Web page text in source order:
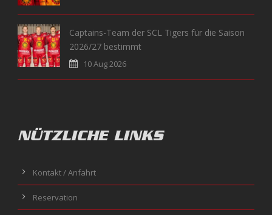
Captains-Team der SCL Tigers für die Saison
2026/27 bestimmt
10 Aug 2026
NÜTZLICHE LINKS
Kontakt / Anfahrt
Reservation